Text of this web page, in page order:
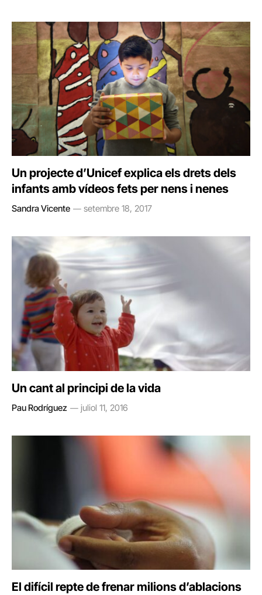
Un projecte d’Unicef explica els drets dels
infants amb vídeos fets per nens i nenes
Sandra Vicente setembre 18, 2017
Un cant al principi de la vida
Pau Rodríguez juliol 11, 2016
El difícil repte de frenar milions d’ablacions